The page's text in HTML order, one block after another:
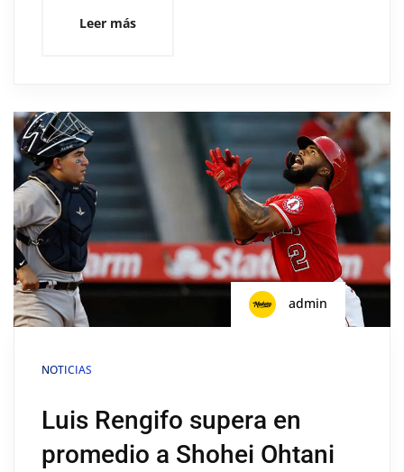
Leer más
admin
NOTICIAS
Luis Rengifo supera en
promedio a Shohei Ohtani